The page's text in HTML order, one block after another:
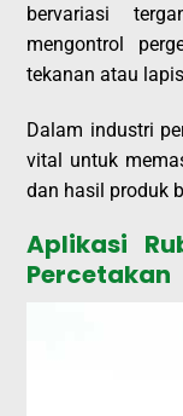
bervariasi
mengontrol
tekanan atau
Dalam industri
vital untuk
dan hasil produk
Aplikasi
Percetakan